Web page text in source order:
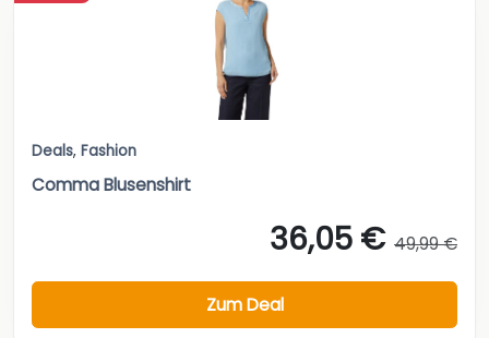
Deals, Fashion
Comma Blusenshirt
36,05 € 49,99 €
Zum Deal